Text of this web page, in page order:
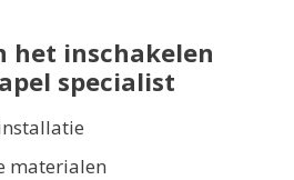
het inschakelen
specialist
materialen